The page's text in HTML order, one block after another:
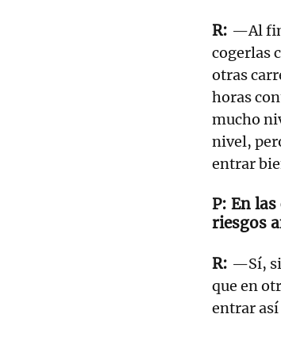
—Al
cogerlas
otras
horas
mucho
nivel,
entrar
En
riesgos
—Sí,
que en
entrar así